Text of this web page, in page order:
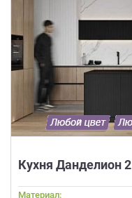
Кухня Данделион 2
Материал: